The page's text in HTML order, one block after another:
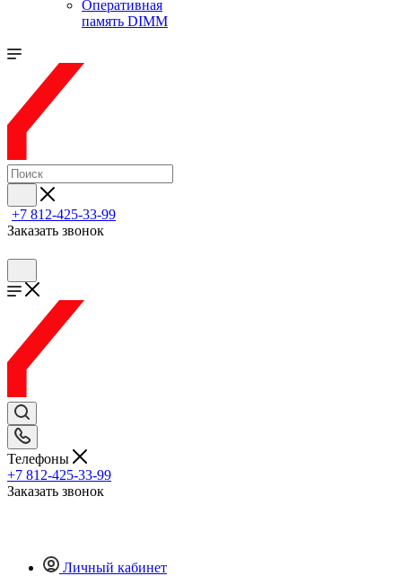
Оперативная
память DIMM
+7 812-425-33-99
Заказать звонок
Телефоны
+7 812-425-33-99
Заказать звонок
Личный кабинет